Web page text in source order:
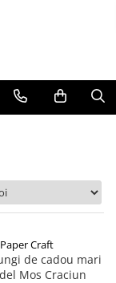
Paper Craft
de cadou mari
Mos Craciun